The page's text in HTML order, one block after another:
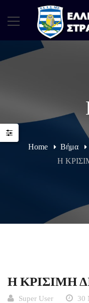
Home Βήμα
Η
Η ΚΡΙΣΙΜΗ
Super User
30